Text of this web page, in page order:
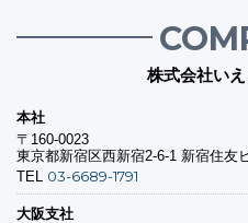
株式会社い
本社
〒160-0023
東京都新宿区西新宿2-6-1 新宿住友
TEL 03-6689-1791
大阪支社